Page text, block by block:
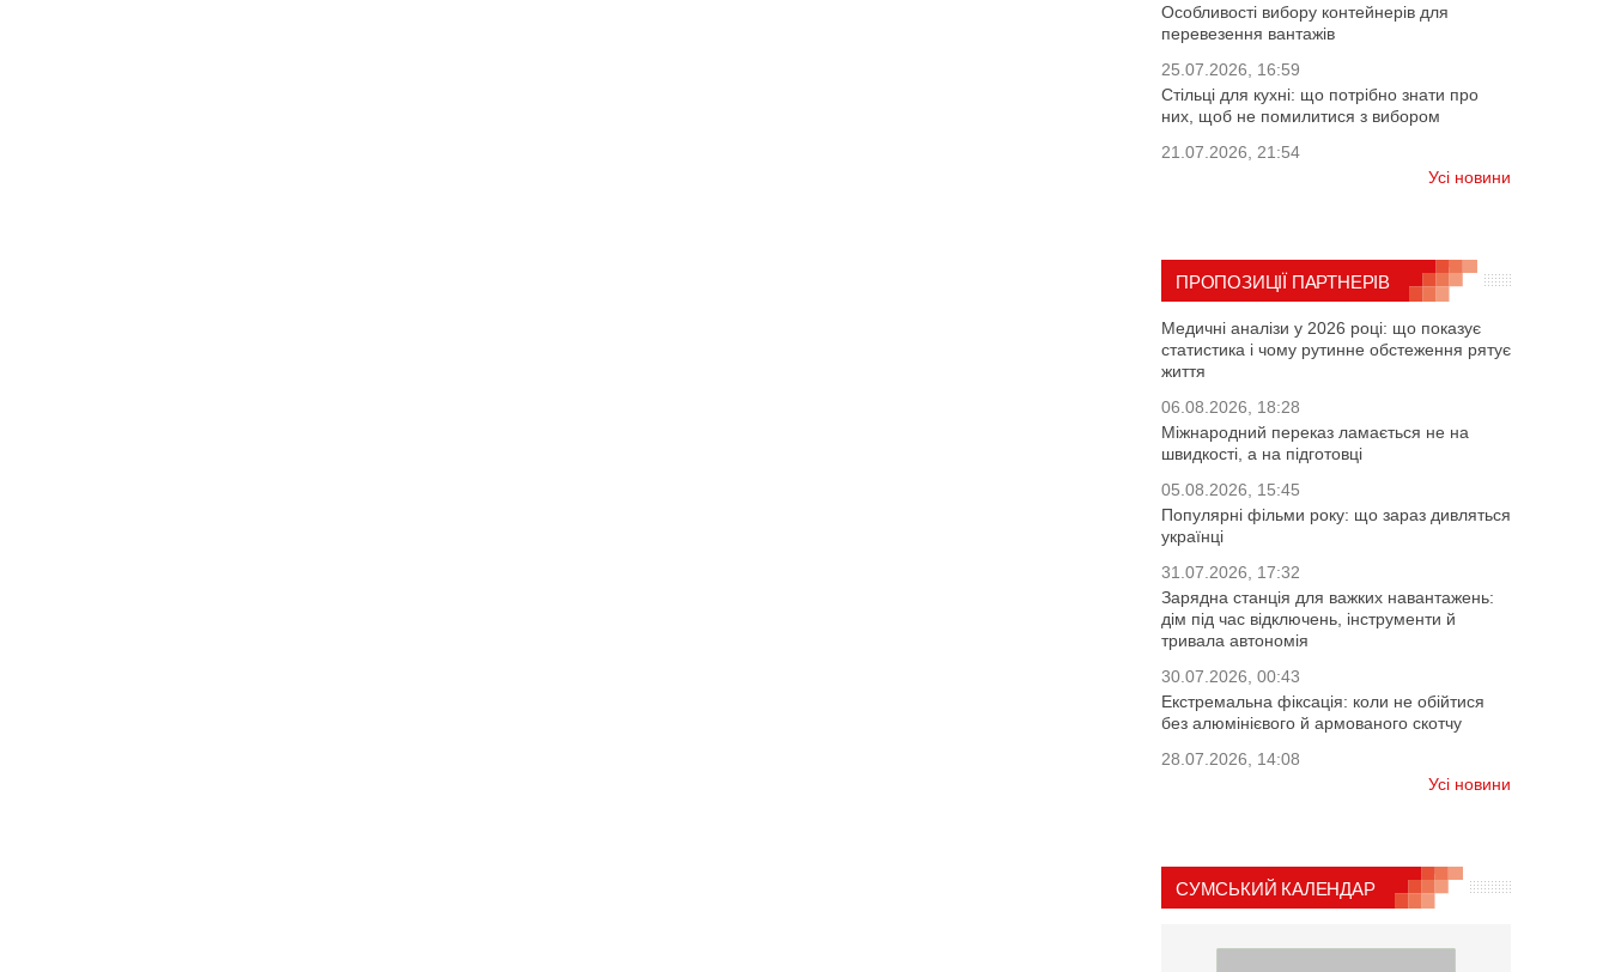
Особливості вибору контейнерів для
перевезення вантажів
25.07.2026, 16:59
Стільці для кухні: що потрібно знати про
них, щоб не помилитися з вибором
21.07.2026, 21:54
Усі новини
ПРОПОЗИЦІЇ ПАРТНЕРІВ
Медичні аналізи у 2026 році: що показує
статистика і чому рутинне обстеження рятує
життя
06.08.2026, 18:28
Міжнародний переказ ламається не на
швидкості, а на підготовці
05.08.2026, 15:45
Популярні фільми року: що зараз дивляться
українці
31.07.2026, 17:32
Зарядна станція для важких навантажень:
дім під час відключень, інструменти й
тривала автономія
30.07.2026, 00:43
Екстремальна фіксація: коли не обійтися
без алюмінієвого й армованого скотчу
28.07.2026, 14:08
Усі новини
СУМСЬКИЙ КАЛЕНДАР